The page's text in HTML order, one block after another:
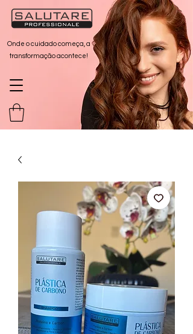
Onde o cuidado começa, a
transformação acontece!